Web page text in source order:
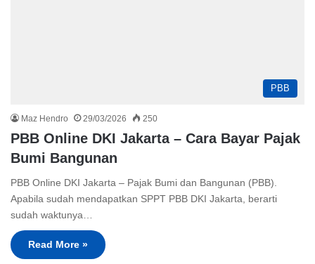
PBB
Maz Hendro 29/03/2026 250
PBB Online DKI Jakarta – Cara Bayar Pajak
Bumi Bangunan
PBB Online DKI Jakarta – Pajak Bumi dan Bangunan (PBB).
Apabila sudah mendapatkan SPPT PBB DKI Jakarta, berarti
sudah waktunya…
Read More »